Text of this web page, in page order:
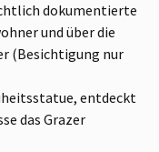
dokumentierte
und über die
(Besichtigung nur
entdeckt
das Grazer